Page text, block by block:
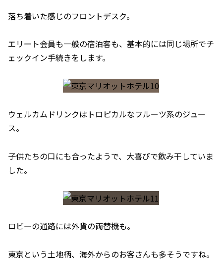
落ち着いた感じのフロントデスク。
エリート会員も一般の宿泊客も、基本的には同じ場所でチ
ェックイン手続きをします。
ウェルカムドリンクはトロピカルなフルーツ系のジュー
ス。
子供たちの口にも合ったようで、大喜びで飲み干していま
した。
ロビーの通路には外貨の両替機も。
東京という土地柄、海外からのお客さんも多そうですね。